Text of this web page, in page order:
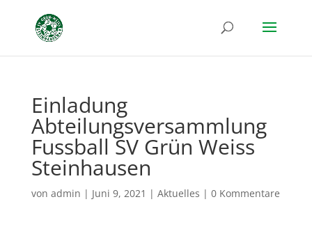
Einladung
Abteilungsversammlung
Fussball SV Grün Weiss
Steinhausen
von admin | Juni 9, 2021 | Aktuelles | 0 Kommentare